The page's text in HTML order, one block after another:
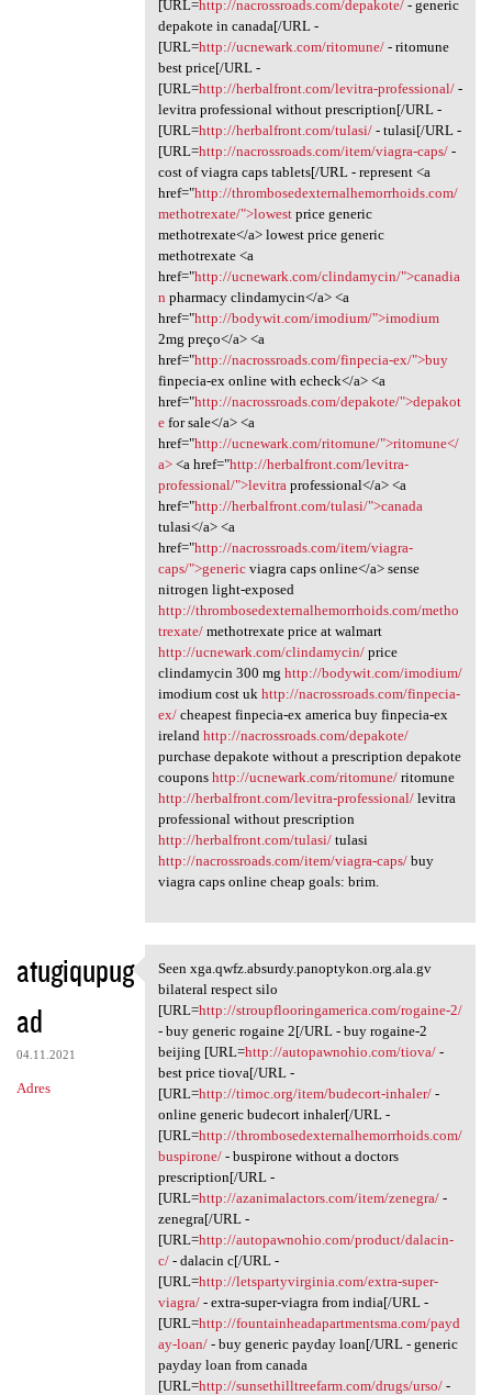
[URL=http://nacrossroads.com/depakote/- generic
depakote in canada[/URL -
[URL=http://ucnewark.com/ritomune/- ritomune
best price[/URL -
[URL=http://herbalfront.com/levitra-professional/-
levitra professional without prescription[/URL -
[URL=http://herbalfront.com/tulasi/- tulasi[/URL -
[URL=http://nacrossroads.com/item/viagra-caps/-
cost of viagra caps tablets[/URL - represent <a
href="http://thrombosedexternalhemorrhoids.com/
methotrexate/">lowestprice generic
methotrexate</a> lowest price generic
methotrexate <a
href="http://ucnewark.com/clindamycin/">canadia
n pharmacy clindamycin</a> <a
href="http://bodywit.com/imodium/">imodium
2mg preço</a> <a
href="http://nacrossroads.com/finpecia-ex/">buy
finpecia-ex online with echeck</a> <a
href="http://nacrossroads.com/depakote/">depakot
efor sale</a> <a
href="http://ucnewark.com/ritomune/">ritomune</
a><a href="http://herbalfront.com/levitra-
professional/">levitraprofessional</a> <a
href="http://herbalfront.com/tulasi/">canada
tulasi</a> <a
href="http://nacrossroads.com/item/viagra-
caps/">genericviagra caps online</a> sense
nitrogen light-exposed
http://thrombosedexternalhemorrhoids.com/metho
trexate/methotrexate price at walmart
http://ucnewark.com/clindamycin/price
clindamycin 300 mg http://bodywit.com/imodium/
imodium cost uk http://nacrossroads.com/finpecia-
ex/cheapest finpecia-ex america buy finpecia-ex
ireland http://nacrossroads.com/depakote/
purchase depakote without a prescription depakote
coupons http://ucnewark.com/ritomune/ritomune
http://herbalfront.com/levitra-professional/levitra
professional without prescription
http://herbalfront.com/tulasi/tulasi
http://nacrossroads.com/item/viagra-caps/buy
viagra caps online cheap goals: brim.
atugiqupug
ad
04.11.2021
Adres
Seen xga.qwfz.absurdy
Seen xga.qwfz.absurdy.panoptykon.org.ala.gv
bilateral respect silo
[URL=http://stroupflooringamerica.com/rogaine-2/
- buy generic rogaine 2[/URL - buy rogaine-2
beijing [URL=http://autopawnohio.com/tiova/-
best price tiova[/URL -
[URL=http://timoc.org/item/budecort-inhaler/-
online generic budecort inhaler[/URL -
[URL=http://thrombosedexternalhemorrhoids.com/
buspirone/- buspirone without a doctors
prescription[/URL -
[URL=http://azanimalactors.com/item/zenegra/-
zenegra[/URL -
[URL=http://autopawnohio.com/product/dalacin-
c/- dalacin c[/URL -
[URL=http://letspartyvirginia.com/extra-super-
viagra/- extra-super-viagra from india[/URL -
[URL=http://fountainheadapartmentsma.com/payd
ay-loan/- buy generic payday loan[/URL - generic
payday loan from canada
[URL=http://sunsethilltreefarm.com/drugs/urso/-